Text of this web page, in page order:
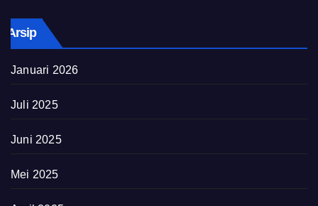
Arsip
Januari 2026
Juli 2025
Juni 2025
Mei 2025